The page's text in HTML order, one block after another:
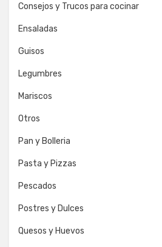
Consejos y Trucos para cocinar
Ensaladas
Guisos
Legumbres
Mariscos
Otros
Pan y Bolleria
Pasta y Pizzas
Pescados
Postres y Dulces
Quesos y Huevos